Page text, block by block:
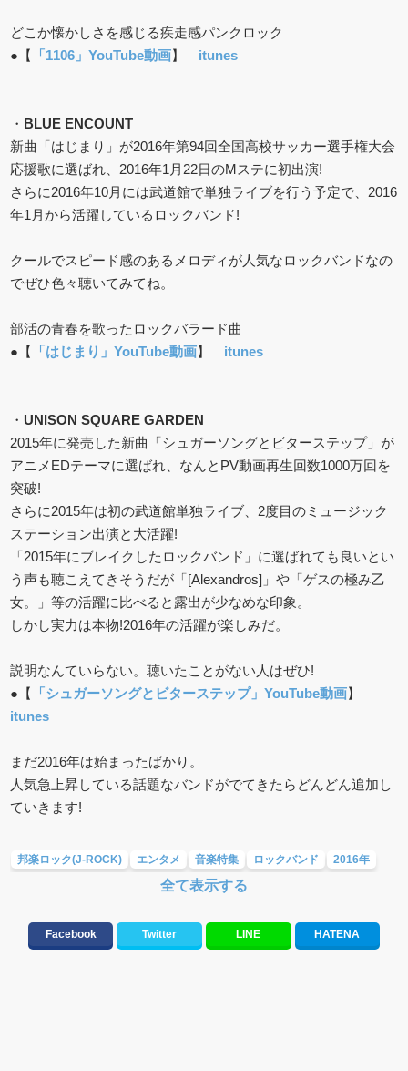
どこか懐かしさを感じる疾走感パンクロック
●【
「1106」YouTube動画】 itunes
・ BLUE ENCOUNT
新曲「はじまり」が2016年第94回全国高校サッカー選手権大会
応援歌に選ばれ、2016年1月22日のMステに初出演!
さらに2016年10月には武道館で単独ライブを行う予定で、2016
年1月から活躍しているロックバンド!
クールでスピード感のあるメロディが人気なロックバンドなの
でぜひ色々聴いてみてね。
部活の青春を歌ったロックバラード曲
●【
「はじまり」YouTube動画】 itunes
・ UNISON SQUARE GARDEN
2015年に発売した新曲「シュガーソングとビターステップ」が
アニメEDテーマに選ばれ、なんとPV動画再生回数1000万回を
突破!
さらに2015年は初の武道館単独ライブ、2度目のミュージック
ステーション出演と大活躍!
「2015年にブレイクしたロックバンド」に選ばれても良いとい
う声も聴こえてきそうだが「[Alexandros]」や「ゲスの極み乙
女。」等の活躍に比べると露出が少なめな印象。
しかし実力は本物!2016年の活躍が楽しみだ。
説明なんていらない。聴いたことがない人はぜひ!
●【
「シュガーソングとビターステップ」YouTube動画】
itunes
まだ2016年は始まったばかり。
人気急上昇している話題なバンドがでてきたらどんどん追加し
ていきます!
邦楽ロック(J-ROCK) エンタメ 音楽特集 ロックバンド 2016年
BLUE ENCOUNT WANIMA
ミディアムテンポ バラード
全て表示する
Facebook Twitter LINE HATENA